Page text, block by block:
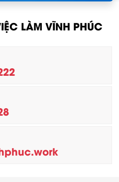
LÀM VĨNH PHÚC